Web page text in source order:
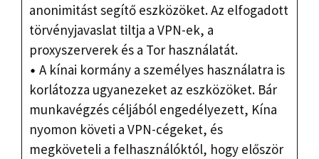
anonimitást segítő eszközöket. Az elfogadott
törvényjavaslat tiltja a VPN-ek, a
proxyszerverek és a Tor használatát.
A kínai kormány a személyes használatra is
korlátozza ugyanezeket az eszközöket. Bár
munkavégzés céljából engedélyezett, Kína
nyomon követi a VPN-cégeket, és
megköveteli a felhasználóktól, hogy először